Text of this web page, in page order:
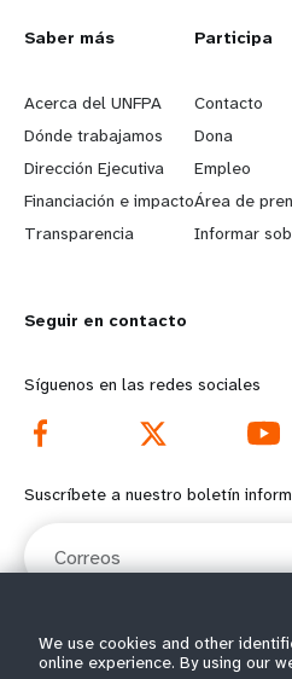
L
e
a
r
n
o
r
e
f
o
t
Saber más
Acerca del UNFPA
Dónde trabajamos
Dirección Ejecutiva
Financiación e impacto
Transparencia
G
o
b
e
y
d
o
t
e
Participa
Contacto
Dona
Empleo
Área de
Informar
Seguir en contacto
Síguenos en las redes sociales
Suscríbete a nuestro boletín
© Todos los derechos
We use cookies and other
online experience. By using our